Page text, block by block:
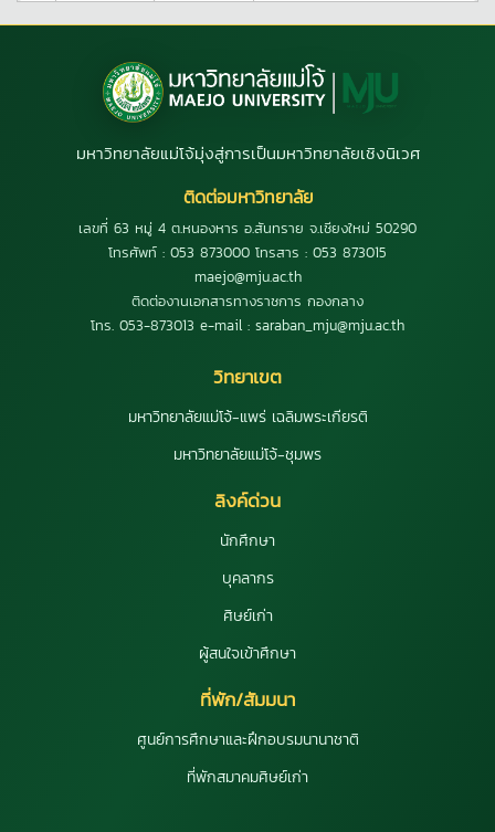
มหาวิทยาลัยแม่โจ้มุ่งสู่การเป็นมหาวิทยาลัยเชิงนิเวศ
ติดต่อมหาวิทยาลัย
เลขที่ 63 หมู่ 4 ต.หนองหาร อ.สันทราย จ.เชียงใหม่ 50290
โทรศัพท์ : 053 873000 โทรสาร : 053 873015
maejo@mju.ac.th
ติดต่องานเอกสารทางราชการ กองกลาง
โทร. 053-873013 e-mail : saraban_mju@mju.ac.th
วิทยาเขต
มหาวิทยาลัยแม่โจ้-แพร่ เฉลิมพระเกียรติ
มหาวิทยาลัยแม่โจ้-ชุมพร
ลิงค์ด่วน
นักศึกษา
บุคลากร
ศิษย์เก่า
ผู้สนใจเข้าศึกษา
ที่พัก/สัมมนา
ศูนย์การศึกษาและฝึกอบรมนานาชาติ
ที่พักสมาคมศิษย์เก่า